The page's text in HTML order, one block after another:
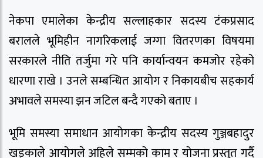
नेकपा एमालेका केन्द्रीय सल्लाहकार सदस्य टंकप्रसाद
बरालले भूमिहीन नागरिकलाई जग्गा वितरणका विषयमा
सरकारले नीति तर्जुमा गरे पनि कार्यान्वयन कमजोर रहेको
धारणा राखे । उनले सम्बन्धित आयोग र निकायबीच सहकार्य
अभावले समस्या झन जटिल बन्दै गएको बताए ।
भूमि समस्या समाधान आयोगका केन्द्रीय सदस्य गुञ्जबहादुर
खड्काले आयोगले अहिले सम्मको काम र योजना प्रस्तुत गर्दै